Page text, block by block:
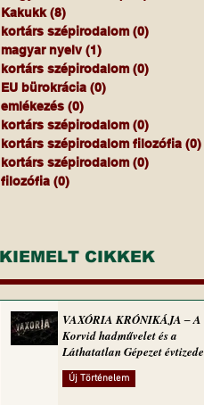
Kakukk (8)
kortárs szépirodalom (0)
magyar nyelv (1)
kortárs szépirodalom (0)
EU bürokrácia (0)
emlékezés (0)
kortárs szépirodalom (0)
kortárs szépirodalom filozófia (0)
kortárs szépirodalom (0)
filozófia (0)
KIEMELT CIKKEK
VAXÓRIA KRÓNIKÁJA ‒ A
Korvid hadművelet és a
Láthatatlan Gépezet évtizede
Új Történelem